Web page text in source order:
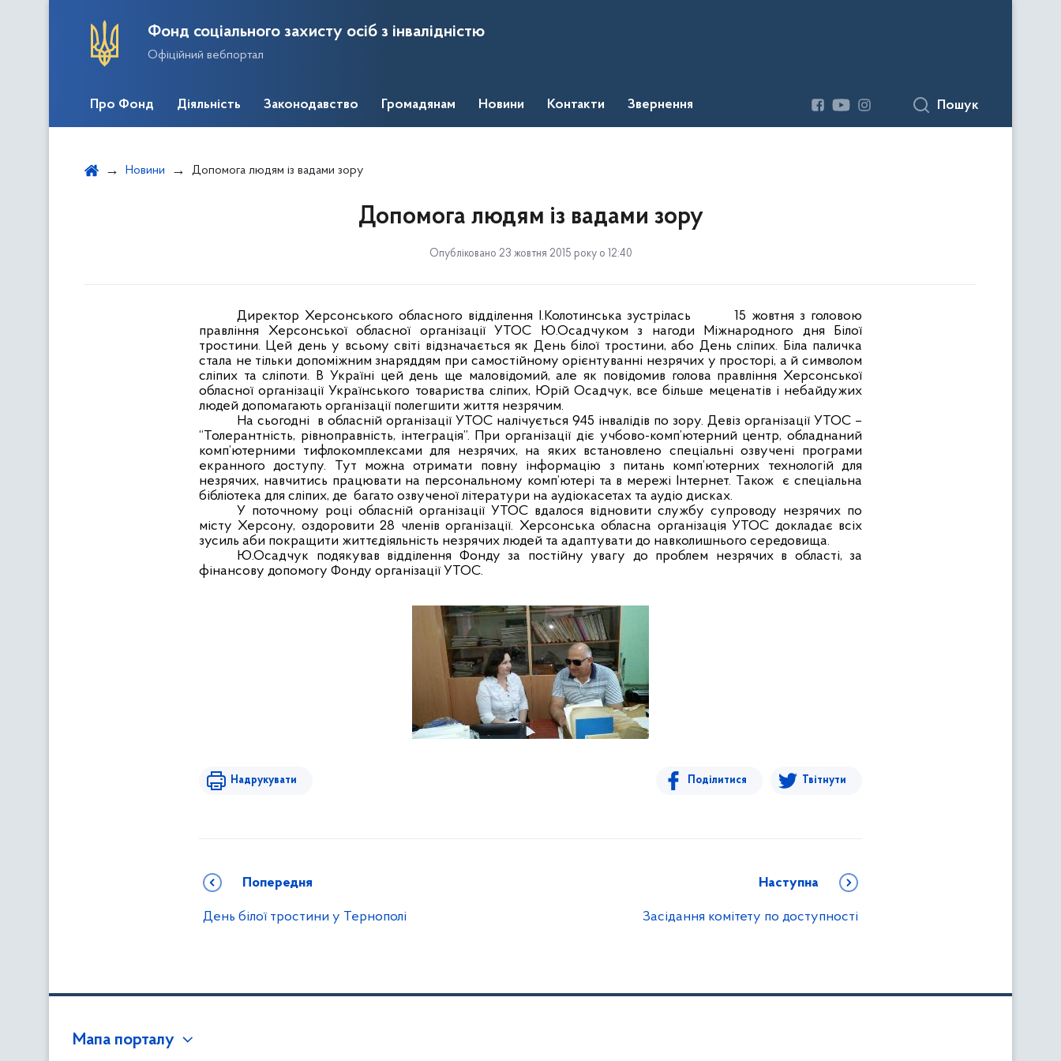
Фонд соціального захисту осіб з інвалідністю
Офіційний вебпортал
Про Фонд Діяльність Законодавство Громадянам Новини Контакти Звернення Пошук
Новини Допомога людям із вадами зору
Допомога людям із вадами зору
Опубліковано 23 жовтня 2015 року о 12:40
Директор Херсонського обласного відділення І.Колотинська зустрілась
15 жовтня з головою
правління Херсонської обласної організації УТОС Ю.Осадчуком з нагоди Міжнародного дня Білої
тростини. Цей день у всьому світі відзначається як День білої тростини, або День сліпих. Біла паличка
стала не тільки допоміжним знаряддям при самостійному орієнтуванні незрячих у просторі, а й символом
сліпих та сліпоти. В Україні цей день ще маловідомий, але як повідомив голова правління Херсонської
обласної організації Українського товариства сліпих, Юрій Осадчук, все більше меценатів і небайдужих
людей допомагають організації полегшити життя незрячим.
На сьогодні
в обласній організації УТОС налічується 945 інвалідів по зору. Девіз організації УТОС –
“Толерантність, рівноправність, інтеграція”. При організації діє учбово-комп’ютерний центр, обладнаний
комп’ютерними тифлокомплексами для незрячих, на яких встановлено спеціальні озвучені програми
екранного доступу. Тут можна отримати повну інформацію з питань комп’ютерних технологій для
незрячих, навчитись працювати на персональному комп’ютері та в мережі Інтернет. Також
є спеціальна
бібліотека для сліпих, де багато озвученої літератури на аудіокасетах та аудіо дисках.
У поточному році обласній організації УТОС вдалося відновити службу супроводу незрячих по
місту Херсону, оздоровити 28 членів організації. Херсонська обласна організація УТОС докладає всіх
зусиль аби покращити життєдіяльність незрячих людей та адаптувати до навколишнього середовища.
Ю.Осадчук подякував відділення Фонду за постійну увагу до проблем незрячих в області, за
фінансову допомогу Фонду організації УТОС.
Надрукувати Поділитися Твітнути
Попередня
День білої тростини у Тернополі
Наступна
Засідання комітету по доступності
Мапа порталу